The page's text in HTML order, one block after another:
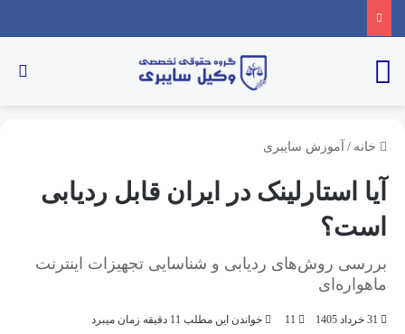
خانه / آموزش سایبری
آیا استارلینک در ایران قابل ردیابی
است؟
بررسی روش‌های ردیابی و شناسایی تجهیزات اینترنت
ماهواره‌ای
31 خرداد 1405 11 خواندن این مطلب 11 دقیقه زمان میبرد